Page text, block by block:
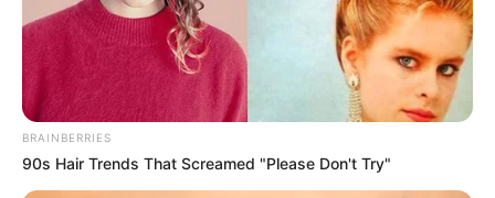
BRAINBERRIES
90s Hair Trends That Screamed "Please Don't Try"